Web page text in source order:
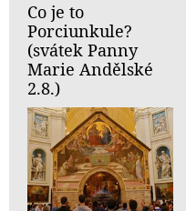
Co je to
Porciunkule?
(svátek Panny
Marie Andělské
2.8.)